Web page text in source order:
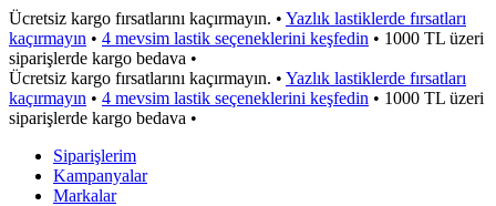
Ücretsiz kargo fırsatlarını kaçırmayın. • Yazlık lastiklerde fırsatları
kaçırmayın • 4 mevsim lastik seçeneklerini keşfedin • 1000 TL üzeri
siparişlerde kargo bedava •
Ücretsiz kargo fırsatlarını kaçırmayın. • Yazlık lastiklerde fırsatları
kaçırmayın • 4 mevsim lastik seçeneklerini keşfedin • 1000 TL üzeri
siparişlerde kargo bedava •
Siparişlerim
Kampanyalar
Markalar